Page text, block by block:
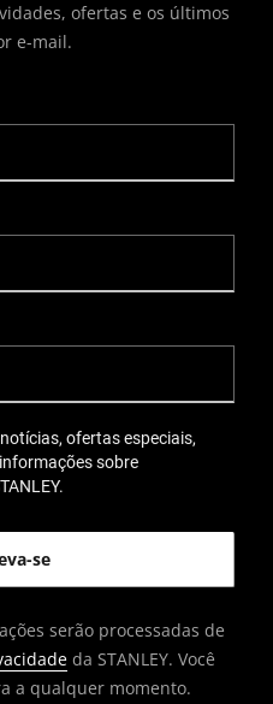
ofertas e os últimos
e-mail.
ofertas especiais,
sobre
serão processadas de
da STANLEY. Você
a qualquer momento.